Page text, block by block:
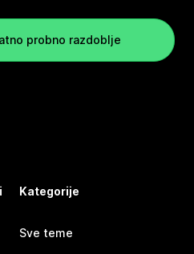
probno razdoblje
Kategorije
Sve teme